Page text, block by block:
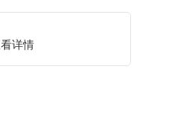
详情